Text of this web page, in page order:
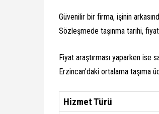
Güvenilir bir firma, işinin
Sözleşmede taşınma tarihi,
Fiyat araştırması yaparken
Erzincan’daki ortalama taşıma
Hizmet Türü